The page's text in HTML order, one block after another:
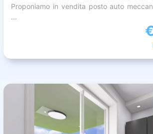
Proponiamo in vendita posto auto
...